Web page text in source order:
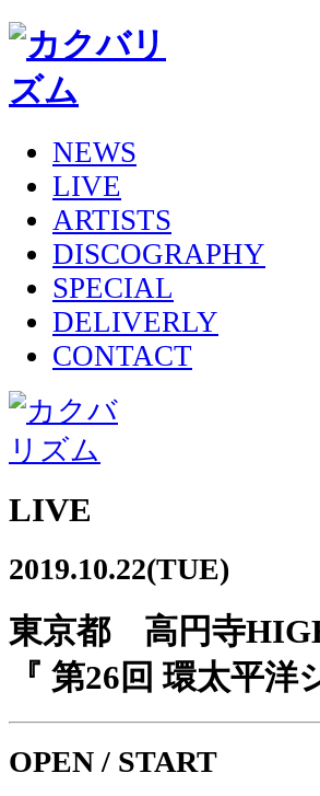
NEWS
LIVE
ARTISTS
DISCOGRAPHY
SPECIAL
DELIVERLY
CONTACT
LIVE
2019.10.22(TUE)
東京都 高円寺
『 第26回 環太平
OPEN / START